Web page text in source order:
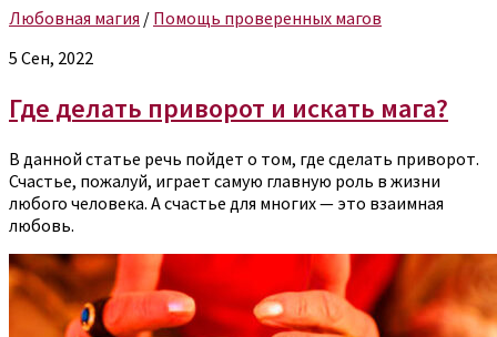
Любовная магия / Помощь проверенных магов
5 Сен, 2022
Где делать приворот и искать мага?
В данной статье речь пойдет о том, где сделать приворот.
Счастье, пожалуй, играет самую главную роль в жизни
любого человека. А счастье для многих — это взаимная
любовь.